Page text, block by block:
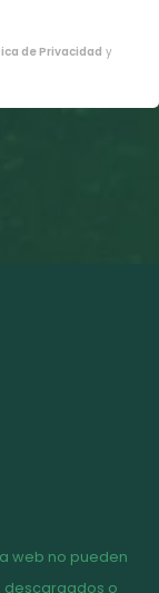
de Privacidad y
web no pueden
descargados o